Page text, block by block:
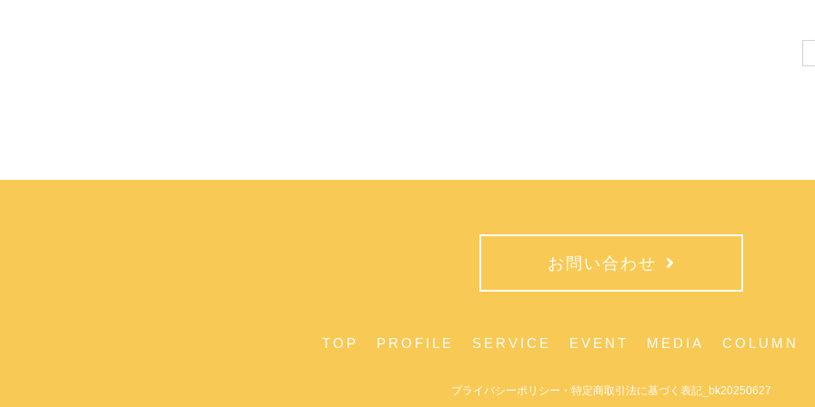
お問い合わせ
TOP PROFILE SERVICE EVENT MEDIA COLUMN
プライバシーポリシー・特定商取引法に基づく表記_bk20250627